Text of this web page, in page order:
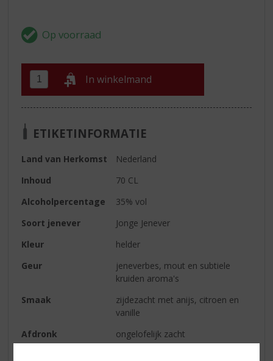
In winkelmand
ETIKETINFORMATIE
Land van Herkomst
Nederland
Inhoud
70 CL
Alcoholpercentage
35% vol
Soort jenever
Jonge Jenever
Kleur
helder
Geur
jeneverbes, mout en subtiele
kruiden aroma's
Smaak
zijdezacht met anijs, citroen en
vanille
Afdronk
ongelofelijk zacht